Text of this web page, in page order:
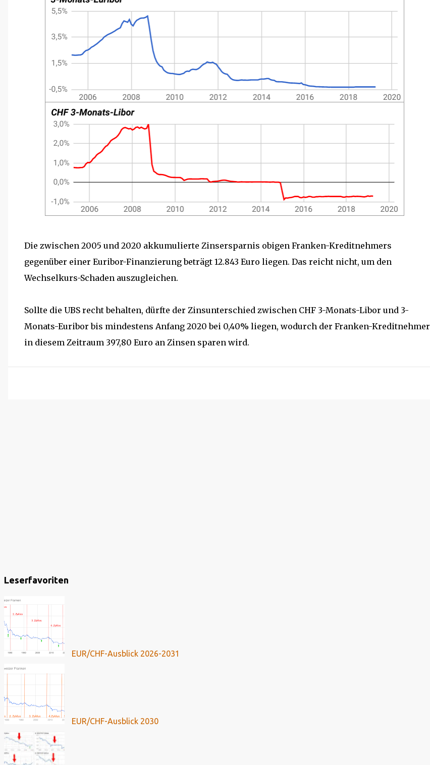
Die zwischen 2005 und 2020 akkumulierte Zinsersparnis obigen Franken-Kreditnehmers
gegenüber einer Euribor-Finanzierung beträgt 12.843 Euro liegen. Das reicht nicht, um den
Wechselkurs-Schaden auszugleichen.
Sollte die UBS recht behalten, dürfte der Zinsunterschied zwischen CHF 3-Monats-Libor und 3-
Monats-Euribor bis mindestens Anfang 2020 bei 0,40% liegen, wodurch der Franken-Kreditnehmer
in diesem Zeitraum 397,80 Euro an Zinsen sparen wird.
Leserfavoriten
EUR/CHF-Ausblick 2026-2031
EUR/CHF-Ausblick 2030